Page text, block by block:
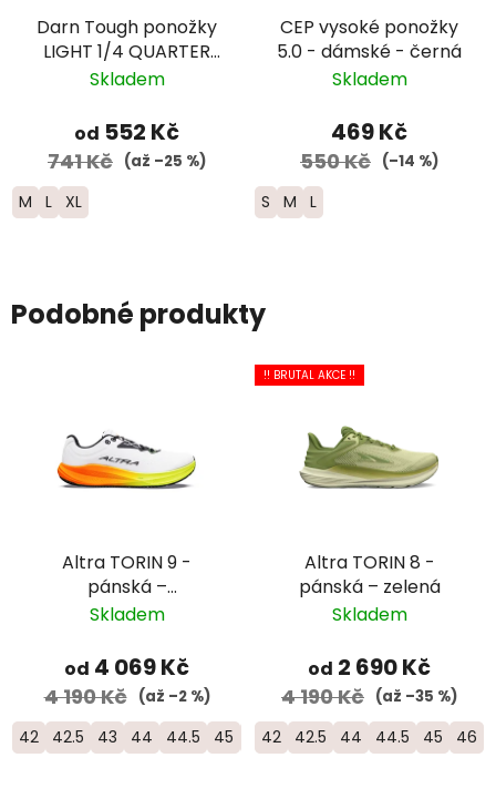
Darn Tough ponožky
LIGHT 1/4 QUARTER
Lightweight Merino -
Skladem
od 552 Kč
741 Kč (až –25 %)
M L XL
CEP vysoké ponožky
5.0 - dámské - černá
Skladem
469 Kč
550 Kč (–14 %)
S M L
Podobné produkty
Altra TORIN 9 -
pánská –
bílá/oranžová/žlutá
Skladem
od 4 069 Kč
4 190 Kč (až –2 %)
42 42.5 43 44 44.5 45 46 46.5 47
!! BRUTAL AKCE !!
Altra TORIN 8 -
pánská – zelená
Skladem
od 2 690 Kč
4 190 Kč (až –35 %)
42 42.5 44 44.5 45 46